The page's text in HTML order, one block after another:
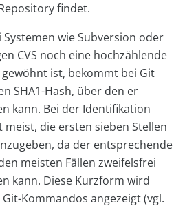
findet.
wie Subversion oder
CVS noch eine hochzählende
ist, bekommt bei Git
SHA1-Hash, über den er
kann. Bei der Identifikation
die ersten sieben Stellen
da der entsprechende
meisten Fällen zweifelsfrei
kann. Diese Kurzform wird
Kommandos angezeigt (vgl.